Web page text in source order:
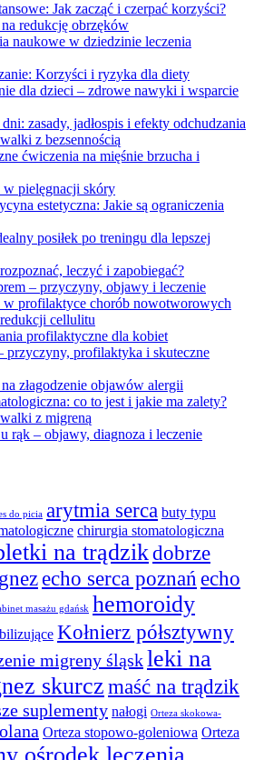
Jak zacząć i czerpać korzyści?
redukcję obrzęków
naukowe w dziedzinie leczenia
Korzyści i ryzyka dla diety
dla dzieci – zdrowe nawyki i wsparcie
zasady, jadłospis i efekty odchudzania
z bezsennością
ćwiczenia na mięśnie brzucha i
pielęgnacji skóry
estetyczna: Jakie są ograniczenia
posiłek po treningu dla lepszej
leczyć i zapobiegać?
– przyczyny, objawy i leczenie
profilaktyce chorób nowotworowych
cellulitu
profilaktyczne dla kobiet
przyczyny, profilaktyka i skuteczne
złagodzenie objawów alergii
co to jest i jakie ma zalety?
z migreną
rąk – objawy, diagnoza i leczenie
do picia arytmia serca buty typu
chirurgia stomatologiczna
na trądzikdobrze
echo serca poznań echo
masażu gdańsk hemoroidy
Kołnierz półsztywny
migreny śląskleki na
skurczmaść na trądzik
suplementy nałogi Orteza skokowa-
Orteza stopowo-goleniowa Orteza